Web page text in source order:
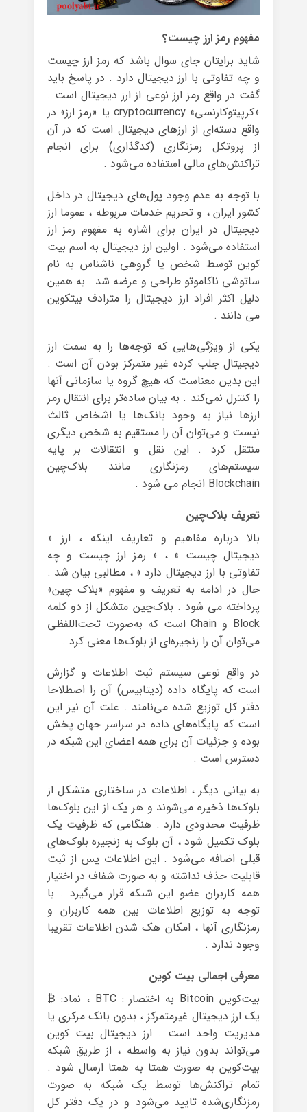
مفهوم رمز ارز چیست؟
شاید برایتان جای سوال باشد که رمز ارز چیست
و چه تفاوتی با ارز دیجیتال دارد . در پاسخ باید
گفت در واقع رمز ارز نوعی از ارز دیجیتال است .
«کرپیتوکارنسی» cryptocurrency یا «رمز ارز» در
واقع دسته‌ای از ارزهای دیجیتال است که در آن‌
از پروتکل رمزنگاری (کدگذاری) برای انجام
تراکنش‌های مالی استفاده می‌شود .
با توجه به عدم وجود پول‌های دیجیتال در داخل
کشور ایران ، و تحریم خدمات مربوطه ، عموما ارز
دیجیتال در ایران برای اشاره به مفهوم رمز ارز
استفاده می‌شود . اولین ارز دیجیتال به اسم بیت
کوین توسط شخص یا گروهی ناشناس به نام
ساتوشی ناکاموتو طراحی و عرضه شد . به همین
دلیل اکثر افراد ارز دیجیتال را مترادف بیتکوین
می دانند .
یکی از ویژگی‌هایی که توجه‌ها را به سمت ارز
دیجیتال جلب کرده غیر متمرکز بودن آن است .
این بدین معناست که هیچ گروه یا سازمانی آنها
را کنترل نمی‌کند . به بیان ساده‌تر برای انتقال رمز
ارزها نیاز به وجود بانک‌ها یا اشخاص ثالث
نیست و می‌توان آن را مستقیم به شخص دیگری
منتقل کرد . این نقل و انتقالات بر پایه
سیستم‌های رمزنگاری مانند بلاک‌چین
Blockchain انجام می شود .
تعریف بلاک‌چین
بالا درباره مفاهیم و تعاریف اینکه ، ارز «
دیجیتال چیست » ، « رمز ارز چیست و چه
تفاوتی با ارز دیجیتال دارد » ، مطالبی بیان شد .
حال در ادامه به تعریف و مفهوم «بلاک چین»
پرداخته می شود . بلاک‌چین متشکل از دو کلمه
Block و Chain است که به‌صورت تحت‌اللفظی
می‌توان آن را زنجیره‌ای از بلوک‌ها معنی کرد .
در واقع نوعی سیستم ثبت اطلاعات و گزارش
است که پایگاه داده (دیتابیس) آن را اصطلاحا
دفتر کل توزیع شده می‌نامند . علت آن نیز این
است که پایگاه‌های داده در سراسر جهان پخش
بوده و جزئیات آن برای همه اعضای این شبکه در
دسترس است .
به بیانی دیگر ، اطلاعات در ساختاری متشکل از
بلوک‌ها ذخیره می‌شوند و هر یک از این بلوک‌ها
ظرفیت محدودی دارد . هنگامی که ظرفیت یک
بلوک تکمیل شود ، آن بلوک به زنجیره بلوک‌های
قبلی اضافه می‌شود . این اطلاعات پس از ثبت
قابلیت حذف نداشته و به صورت شفاف در اختیار
همه کاربران عضو این شبکه قرار می‌گیرد . با
توجه به توزیع اطلاعات بین همه کاربران و
رمزنگاری آنها ، امکان هک شدن اطلاعات تقریبا
وجود ندارد .
معرفی اجمالی بیت کوین
بیت‌کوین Bitcoin به اختصار : BTC ، نماد: ₿
یک ارز دیجیتال غیرمتمرکز ، بدون بانک مرکزی یا
مدیریت واحد است . ارز دیجیتال بیت کوین
می‌تواند بدون نیاز به واسطه ، از طریق شبکه
بیت‌کوین به صورت همتا به همتا ارسال شود .
تمام تراکنش‌ها توسط یک شبکه به صورت
رمزنگاری‌شده تایید می‌شود و در یک دفتر کل